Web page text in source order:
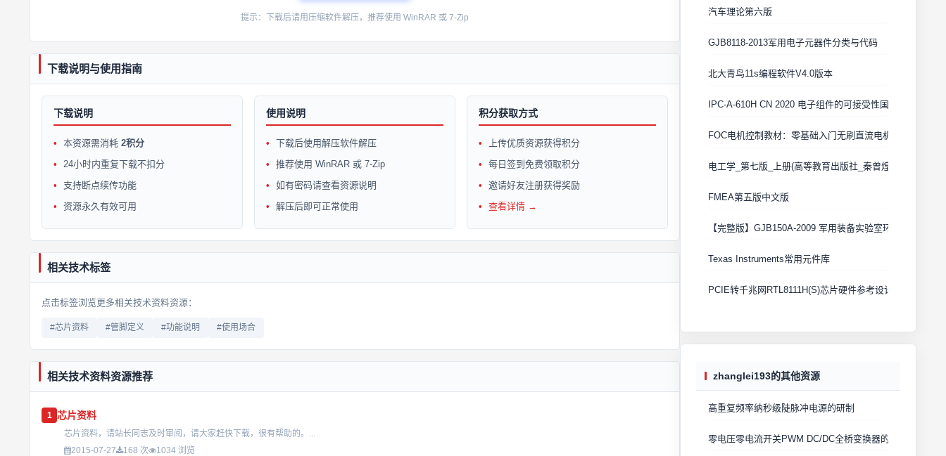
提示：下载后请用压缩软件解压，推荐使用 WinRAR 或 7-Zip
下载说明与使用指南
下载说明
本资源需消耗 2积分
24小时内重复下载不扣分
支持断点续传功能
资源永久有效可用
使用说明
下载后使用解压软件解压
推荐使用 WinRAR 或 7-Zip
如有密码请查看资源说明
解压后即可正常使用
积分获取方式
上传优质资源获得积分
每日签到免费领取积分
邀请好友注册获得奖励
查看详情 →
相关技术标签
点击标签浏览更多相关技术资料资源：
#芯片资料 #管脚定义 #功能说明 #使用场合
相关技术资料资源推荐
1 芯片资料
芯片资料，请站长同志及时审阅，请大家赶快下载，很有帮助的。...
2015-07-27
168 次 1034 浏览
汽车理论第六版
GJB8118-2013军用电子元器件分类与代码
北大青鸟11s编程软件V4.0版本
IPC-A-610H CN 2020 电子组件的可接受性国际验收标准
FOC电机控制教材：零基础入门无刷直流电机矢量控制技
电工学_第七版_上册(高等教育出版社_秦曾煌版)
FMEA第五版中文版
【完整版】GJB150A-2009 军用装备实验室环境试验方法
Texas Instruments常用元件库
PCIE转千兆网RTL8111H(S)芯片硬件参考设计 Cadence原
zhanglei193的其他资源
高重复频率纳秒级陡脉冲电源的研制
零电压零电流开关PWM DC/DC全桥变换器的分析